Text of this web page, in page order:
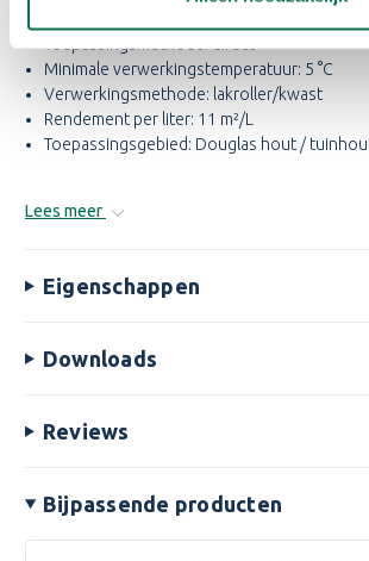
Toepassingsmethode: direct
Minimale verwerkingstemperatuur: 5 °C
Verwerkingsmethode: lakroller/kwast
Rendement per liter: 11 m²/L
Toepassingsgebied: Douglas hout /
Lees meer
Eigenschappen
Downloads
Reviews
Bijpassende producten